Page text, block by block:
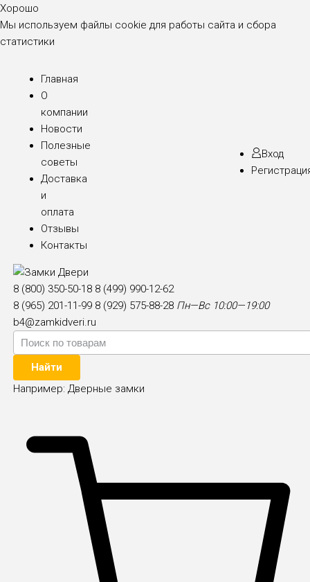
Хорошо
Мы используем файлы cookie для работы сайта и сбора
статистики
Главная
О
компании
Новости
Полезные
советы
Доставка
и
оплата
Отзывы
Контакты
Вход
8 (800) 350-50-18 8 (499) 990-12-62
8 (965) 201-11-99 8 (929) 575-88-28 Пн—Вс 10:00—19:00
b4@zamkidveri.ru
Найти
Например:Дверные замки